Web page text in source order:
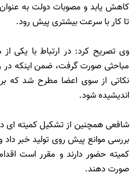
کاهش یابد و مصوبات دولت به عنوان
تا کار با سرعت بیشتری پیش رود.
وی تصریح کرد: در ارتباط با یکی
مباحثی صورت گرفت، ضمن اینکه در
نکاتی از سوی اعضا مطرح شد که
اندیشیده شود.
شافعی همچنین از تشکیل کمیته ای در
بررسی موانع پیش روی تولید خبر
کمیته حضور دارند و مقرر است
صورت دهند.